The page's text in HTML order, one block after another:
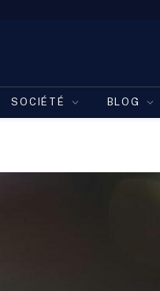
SOCIÉTÉ BLOG